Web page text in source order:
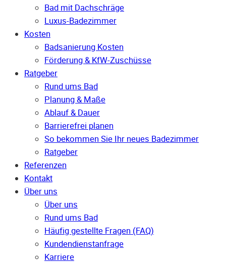
Bad mit Dachschräge
Luxus-Badezimmer
Kosten
Badsanierung Kosten
Förderung & KfW-Zuschüsse
Ratgeber
Rund ums Bad
Planung & Maße
Ablauf & Dauer
Barrierefrei planen
So bekommen Sie Ihr neues Badezimmer
Ratgeber
Referenzen
Kontakt
Über uns
Über uns
Rund ums Bad
Häufig gestellte Fragen (FAQ)
Kunden­dienst­anfrage
Karriere